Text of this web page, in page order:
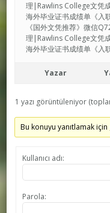
理|Rawlins College文凭
海外毕业证书成绩单《入
《国外文凭推荐》微信
理|Rawlins College文凭
海外毕业证书成绩单《入
Yazar
1 yazı görüntüleniyor
Bu konuyu yanıtlamak için
Kullanıcı adı:
Parola: